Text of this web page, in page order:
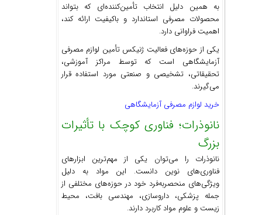
به همین دلیل انتخاب تأمین‌کننده‌ای که بتواند
محصولات مصرفی استاندارد و باکیفیت ارائه کند،
اهمیت فراوانی دارد.
یکی از حوزه‌های فعالیت ژنیکس تأمین لوازم مصرفی
آزمایشگاهی است که توسط مراکز آموزشی،
تحقیقاتی، تشخیصی و صنعتی مورد استفاده قرار
می‌گیرند.
خرید لوازم مصرفی آزمایشگاهی
نانوذرات؛ فناوری کوچک با تأثیرات
بزرگ
نانوذرات را می‌توان یکی از مهم‌ترین ابزارهای
فناوری‌های نوین دانست. این مواد به دلیل
ویژگی‌های منحصربه‌فرد خود در حوزه‌های مختلفی از
جمله پزشکی، داروسازی، مهندسی بافت، محیط
زیست و علوم مواد کاربرد دارند.